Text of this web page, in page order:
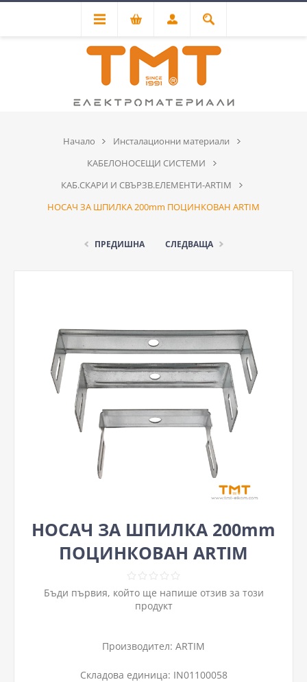
Начало
Инсталационни материали
КАБЕЛОНОСЕЩИ СИСТЕМИ
КАБ.СКАРИ И СВЪРЗВ.ЕЛЕМЕНТИ-ARTIM
НОСАЧ ЗА ШПИЛКА 200mm ПОЦИНКОВАН ARTIM
ПРЕДИШНА СЛЕДВАЩА
НОСАЧ ЗА ШПИЛКА 200mm
ПОЦИНКОВАН ARTIM
Бъди първия, който ще напише отзив за този
продукт
Производител: ARTIM
Складова единица: IN01100058